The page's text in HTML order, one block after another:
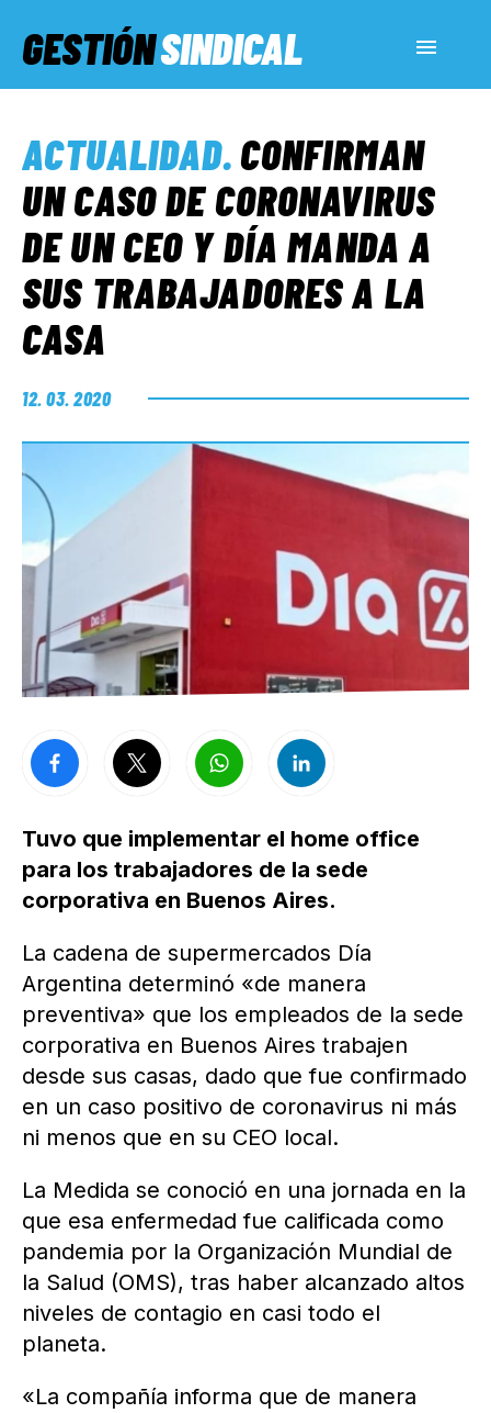
GESTIÓNSINDICAL
SERVICIOS SOCIALES
INFORMES ESPECIALES
FUERA DE MEGÁFONO
EL LADO «G»
ACTUALIDAD.CONFIRMAN
UN CASO DE CORONAVIRUS
DE UN CEO Y DÍA MANDA A
SUS TRABAJADORES A LA
CASA
12. 03. 2020
Tuvo que implementar el home office
para los trabajadores de la sede
corporativa en Buenos Aires.
La cadena de supermercados Día
Argentina determinó «de manera
preventiva» que los empleados de la sede
corporativa en Buenos Aires trabajen
desde sus casas, dado que fue confirmado
en un caso positivo de coronavirus ni más
ni menos que en su CEO local.
La Medida se conoció en una jornada en la
que esa enfermedad fue calificada como
pandemia por la Organización Mundial de
la Salud (OMS), tras haber alcanzado altos
niveles de contagio en casi todo el
planeta.
«La compañía informa que de manera